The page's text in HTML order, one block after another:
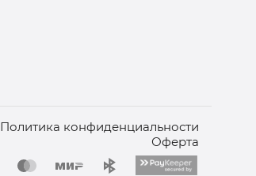
Политика конфиденциальности
Оферта